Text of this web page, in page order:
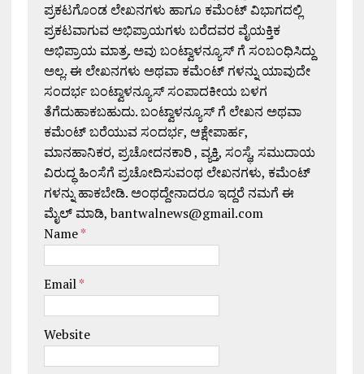
ಪ್ರಕಟಗೊಂಡ ಲೇಖನಗಳು ಹಾಗೂ ಕಮೆಂಟ್ ವಿಭಾಗದಲ್ಲಿ
ಪ್ರಕಟವಾಗುವ ಅಭಿಪ್ರಾಯಗಳು ಬರೆದವರ ವೈಯಕ್ತಿಕ
ಅಭಿಪ್ರಾಯ ಮಾತ್ರ. ಅವು ಬಂಟ್ವಾಳನ್ಯೂಸ್ ಗೆ ಸಂಬಂಧಿಸಿದ್ದು
ಅಲ್ಲ. ಈ ಲೇಖನಗಳು ಅಥವಾ ಕಮೆಂಟ್ ಗಳನ್ನು ಯಾವುದೇ
ಸಂದರ್ಭ ಬಂಟ್ವಾಳನ್ಯೂಸ್ ಸಂಪಾದಕೀಯ ಬಳಗ
ತೆಗೆದುಹಾಕಬಹುದು. ಬಂಟ್ವಾಳನ್ಯೂಸ್ ಗೆ ಲೇಖನ ಅಥವಾ
ಕಮೆಂಟ್ ಬರೆಯುವ ಸಂದರ್ಭ, ಆಕ್ಷೇಪಾರ್ಹ,
ಮಾನಹಾನಿಕರ, ಪ್ರಚೋದನಕಾರಿ , ವ್ಯಕ್ತಿ, ಸಂಸ್ಥೆ, ಸಮುದಾಯ
ವಿರುದ್ಧ ಹಿಂಸೆಗೆ ಪ್ರಚೋದಿಸುವಂಥ ಲೇಖನಗಳು, ಕಮೆಂಟ್
ಗಳನ್ನು ಹಾಕಬೇಡಿ. ಅಂಥದ್ದೇನಾದರೂ ಇದ್ದರೆ ನಮಗೆ ಈ
ಮೈಲ್ ಮಾಡಿ, bantwalnews@gmail.com
Name*
Email*
Website